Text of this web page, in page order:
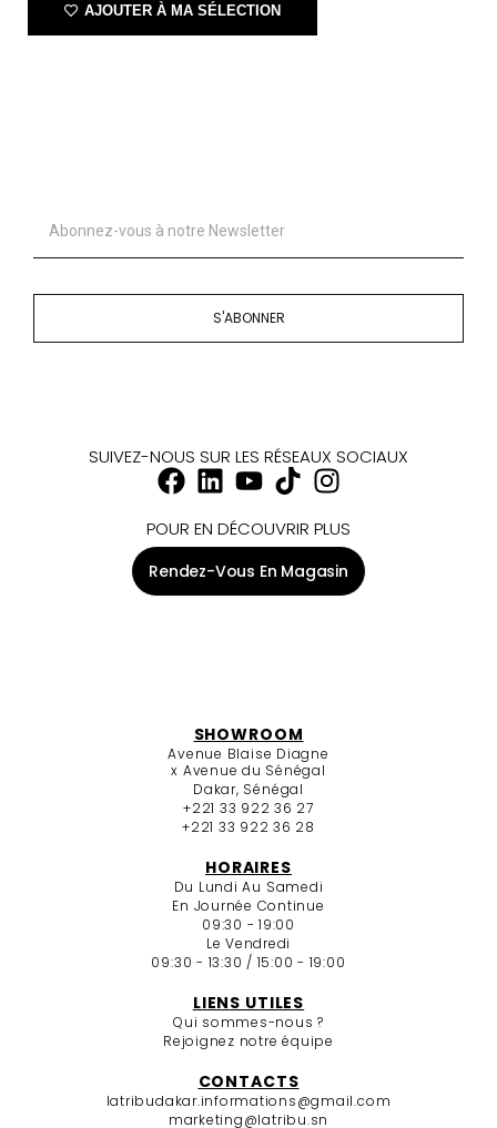
AJOUTER À MA SÉLECTION
S'ABONNER
SUIVEZ-NOUS SUR LES RÉSEAUX SOCIAUX
POUR EN DÉCOUVRIR PLUS
Rendez-Vous En Magasin
SHOWROOM
Avenue Blaise Diagne
x Avenue du Sénégal
Dakar, Sénégal
+221 33 922 36 27
+221 33 922 36 28
HORAIRES
Du Lundi Au Samedi
En Journée Continue
09:30 - 19:00
Le Vendredi
09:30 - 13:30 / 15:00 - 19:00
LIENS UTILES
Qui sommes-nous ?
Rejoignez notre équipe
CONTACTS
latribudakar.informations@gmail.com
marketing@latribu.sn